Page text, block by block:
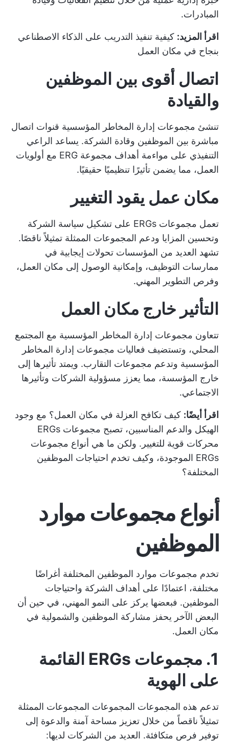
المبادرات.
اقرأ المزيد: كيفية تنفيذ التدريب على الذكاء الاصطناعي
بنجاح في مكان العمل
اتصال أقوى بين الموظفين
والقيادة
تنشئ مجموعات إدارة المخاطر المؤسسية قنوات اتصال
مباشرة بين الموظفين وقادة الشركة. يساعد الراعي
التنفيذي على مواءمة أهداف مجموعة ERG مع أولويات
العمل، مما يضمن تأثيرًا تنظيميًا حقيقيًا.
مكان عمل يقود التغيير
تعمل مجموعات ERGs على تشكيل سياسة الشركة
وتحسين المزايا ودعم المجموعات الممثلة تمثيلاً ناقصًا.
تشهد العديد من المؤسسات تحولات إيجابية في
ممارسات التوظيف، وإمكانية الوصول إلى مكان العمل،
وفرص التطوير المهني.
التأثير خارج مكان العمل
تتعاون مجموعات إدارة المخاطر المؤسسية مع المجتمع
المحلي، وتستضيف فعاليات مجموعات إدارة المخاطر
المؤسسية وتدعم مجموعات التقارب. ويمتد تأثيرها إلى
خارج المؤسسة، مما يعزز مسؤولية الشركات وتأثيرها
الاجتماعي.
اقرأ أيضًا: كيف تكافح العزلة في مكان العمل؟ مع وجود
الهيكل والدعم المناسبين، تصبح مجموعات ERGs
محركات قوية للتغيير. ولكن ما هي أنواع مجموعات
ERGs الموجودة، وكيف تخدم احتياجات الموظفين
المختلفة؟
أنواع مجموعات موارد
الموظفين
تخدم مجموعات موارد الموظفين المختلفة أغراضًا
مختلفة، اعتمادًا على أهداف الشركة واحتياجات
الموظفين. فبعضها يركز على النمو المهني، في حين أن
البعض الآخر يحفز مشاركة الموظفين والشمولية في
مكان العمل.
1. مجموعات ERGs القائمة
على الهوية
تدعم هذه المجموعات المجموعات المجموعات الممثلة
تمثيلاً ناقصاً من خلال تعزيز مساحة آمنة والدعوة إلى
توفير فرص متكافئة. العديد من الشركات لديها: